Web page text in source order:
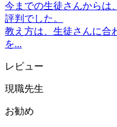
今までの生徒さんからは
評判でした。
教え方は、生徒さんに合
を...
レビュー
現職先生
お勧め